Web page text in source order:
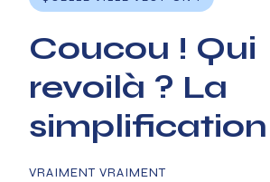
Coucou ! Qui
revoilà ? La
simplification
VRAIMENT VRAIMENT